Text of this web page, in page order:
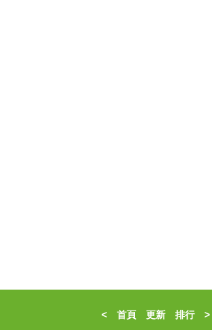
< 首頁 更新 排行>